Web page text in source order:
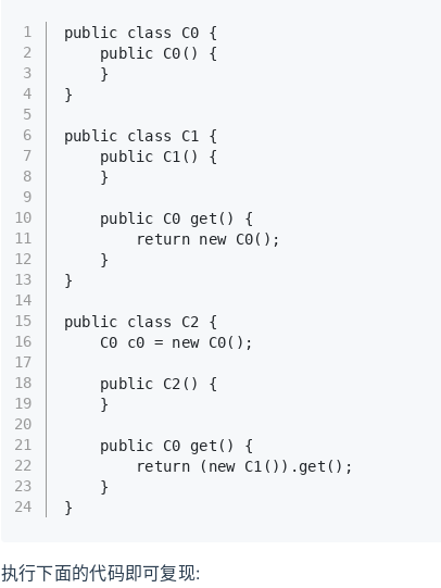
1
2
3
4
5
6
7
8
9
10
11
12
13
14
15
16
17
18
19
20
21
22
23
24
public class C0 {
public
C0 ()
{
    }
}
public class C1
{
public
C1 ()
{
    }
public C0 get ()
{
return new C0();
    }
}
public class C2 {
C0
c0 = new C0();
public C2 ()
{
    }
public C0 get ()
{
return ( new C1 ()).get();
    }
}
执行下面的代码即可复现: